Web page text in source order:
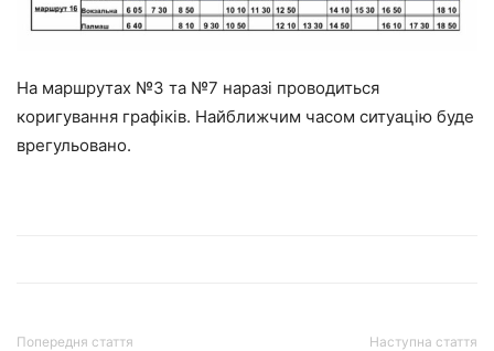
На маршрутах №3 та №7 наразі проводиться
коригування графіків. Найближчим часом ситуацію буде
врегульовано.
Попередня стаття Наступна стаття